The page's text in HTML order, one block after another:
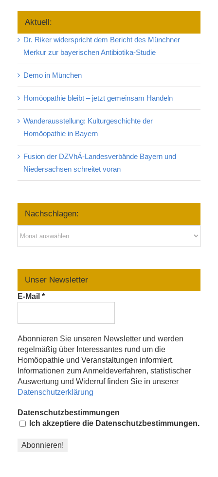
Aktuell:
Dr. Riker widerspricht dem Bericht des Münchner
Merkur zur bayerischen Antibiotika-Studie
Demo in München
Homöopathie bleibt – jetzt gemeinsam Handeln
Wanderausstellung: Kulturgeschichte der
Homöopathie in Bayern
Fusion der DZVhÄ-Landesverbände Bayern und
Niedersachsen schreitet voran
Nachschlagen:
Unser Newsletter
E-Mail *
Abonnieren Sie unseren Newsletter und werden
regelmäßig über Interessantes rund um die
Homöopathie und Veranstaltungen informiert.
Informationen zum Anmeldeverfahren, statistischer
Auswertung und Widerruf finden Sie in unserer
Datenschutzerklärung
Datenschutzbestimmungen
Ich akzeptiere die Datenschutzbestimmungen.